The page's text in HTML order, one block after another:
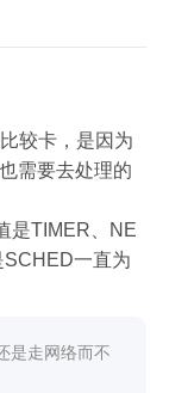
平常有解包需
竟是图形界面.
包就断定是SY
正常的流量,
多的syn,且持续
较卡，是因为
需要去处理的
是TIMER、NE
一直为
是走网络而不